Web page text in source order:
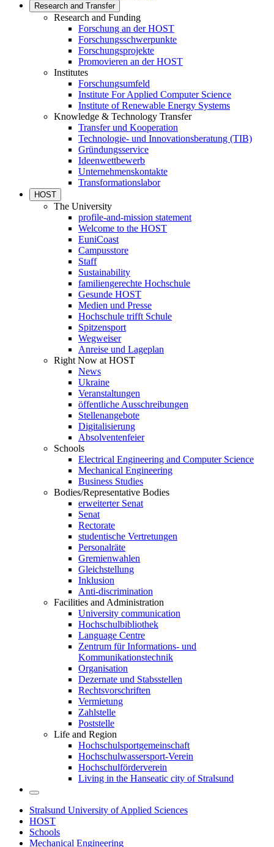
Research and Transfer
Research and Funding
Forschung an der HOST
Forschungsschwerpunkte
Forschungsprojekte
Promovieren an der HOST
Institutes
Forschungsumfeld
Institute For Applied Computer Science
Institute of Renewable Energy Systems
Knowledge & Technology Transfer
Transfer und Kooperation
Technologie- und Innovationsberatung (TIB)
Gründungsservice
Ideenwettbewerb
Unternehmenskontakte
Transformationslabor
HOST
The University
profile-and-mission statement
Welcome to the HOST
EuniCoast
Campusstore
Staff
Sustainability
familiengerechte Hochschule
Gesunde HOST
Medien und Presse
Hochschule trifft Schule
Spitzensport
Wegweiser
Anreise und Lageplan
Right Now at HOST
News
Ukraine
Veranstaltungen
öffentliche Ausschreibungen
Stellenangebote
Digitalisierung
Absolventenfeier
Schools
Electrical Engineering and Computer Science
Mechanical Engineering
Business Studies
Bodies/Representative Bodies
erweiterter Senat
Senat
Rectorate
studentische Vertretungen
Personalräte
Gremienwahlen
Gleichstellung
Inklusion
Anti-discrimination
Facilities and Administration
University communication
Hochschulbibliothek
Language Centre
Zentrum für Informations- und
Kommunikationstechnik
Organisation
Dezernate und Stabsstellen
Rechtsvorschriften
Vermietung
Zahlstelle
Poststelle
Life and Region
Hochschulsportgemeinschaft
Hochschulwassersport-Verein
Hochschulförderverein
Living in the Hanseatic city of Stralsund
Stralsund University of Applied Sciences
HOST
Schools
Mechanical Engineering